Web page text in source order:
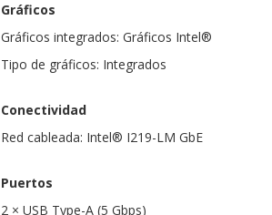
Gráficos
Gráficos integrados: Gráficos Intel®
Tipo de gráficos: Integrados
Conectividad
Red cableada: Intel® I219-LM GbE
Puertos
2 × USB Type-A (5 Gbps)